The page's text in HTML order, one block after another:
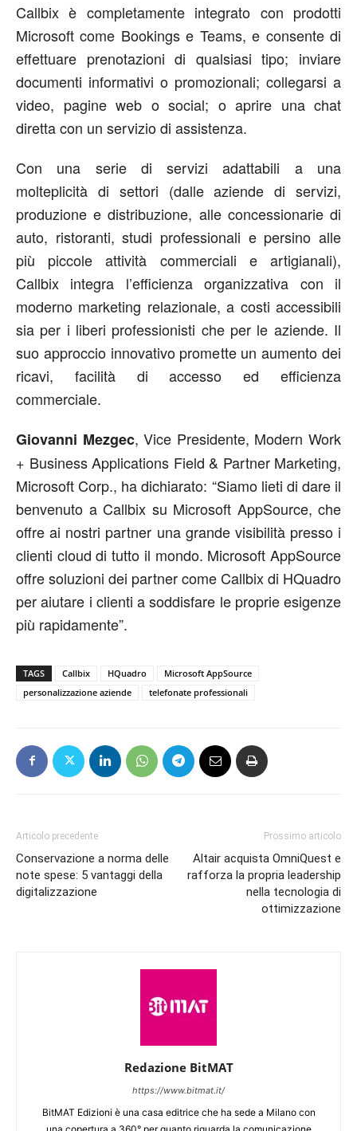
Callbix è completamente integrato con prodotti
Microsoft come Bookings e Teams, e consente di
effettuare prenotazioni di qualsiasi tipo; inviare
documenti informativi o promozionali; collegarsi a
video, pagine web o social; o aprire una chat
diretta con un servizio di assistenza.
Con una serie di servizi adattabili a una
molteplicità di settori (dalle aziende di servizi,
produzione e distribuzione, alle concessionarie di
auto, ristoranti, studi professionali e persino alle
più piccole attività commerciali e artigianali),
Callbix integra l’efficienza organizzativa con il
moderno marketing relazionale, a costi accessibili
sia per i liberi professionisti che per le aziende. Il
suo approccio innovativo promette un aumento dei
ricavi, facilità di accesso ed efficienza
commerciale.
Giovanni Mezgec, Vice Presidente, Modern Work
+ Business Applications Field & Partner Marketing,
Microsoft Corp., ha dichiarato: “Siamo lieti di dare il
benvenuto a Callbix su Microsoft AppSource, che
offre ai nostri partner una grande visibilità presso i
clienti cloud di tutto il mondo. Microsoft AppSource
offre soluzioni dei partner come Callbix di HQuadro
per aiutare i clienti a soddisfare le proprie esigenze
più rapidamente”.
TAGS Callbix HQuadro
Microsoft AppSource
personalizzazione aziende
telefonate professionali
Articolo precedente
Conservazione a norma delle
note spese: 5 vantaggi della
digitalizzazione
Prossimo articolo
Altair acquista OmniQuest e
rafforza la propria leadership
nella tecnologia di
ottimizzazione
Redazione BitMAT
https://www.bitmat.it/
BitMAT Edizioni è una casa editrice che ha sede a Milano con